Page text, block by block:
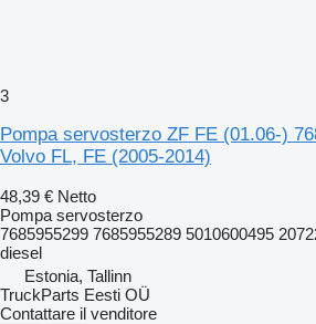
3
Pompa servosterzo ZF FE (01.06-)
Volvo FL, FE (2005-2014)
48,39 € Netto
Pompa servosterzo
7685955299 7685955289 5010600495
diesel
Estonia, Tallinn
TruckParts Eesti OÜ
Contattare il venditore